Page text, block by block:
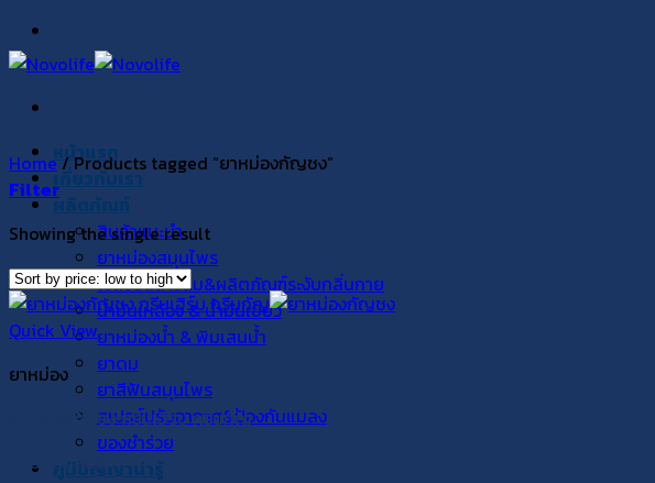
Skip
to
หน้าแรก
เกี่ยวกับเรา
ผลิตภัณฑ์
สินค้าแนะนำ
ยาหม่องสมุนไพร
โรลออนสารส้ม&ผลิตภัณฑ์ระงับกลิ่นกาย
น้ำมันเหลือง & น้ำมันเขียว
ยาหม่องน้ำ & พิมเสนน้ำ
ยาดม
ยาสีฟันสมุนไพร
สเปรย์ปรับอากาศ&ป้องกันแมลง
ของชำร่วย
ภูมิปัญญาน่ารู้
Home/Products tagged “ยาหม่องกัญชง”
Filter
Showing the single result
Quick View
ยาหม่อง
ยาหม่องกัญชง กรีนเฮิร์บ กรีนกัญ
หมวดหมู่สินค้า